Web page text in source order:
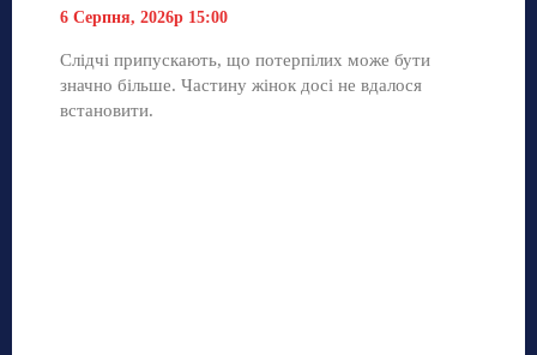
6 Серпня, 2026р 15:00
Слідчі припускають, що потерпілих може бути
значно більше. Частину жінок досі не вдалося
встановити.